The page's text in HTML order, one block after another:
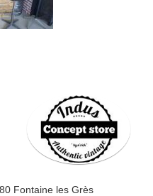
Fontaine les Grès